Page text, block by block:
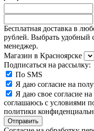
Бесплатная доставка в
рублей. Выбрать удобный
менеджер.
Магазин в Красноярске
Подписаться на рассылку:
По SMS
Я даю согласие на
Я даю свое согласие
соглашаюсь с условиями
политики